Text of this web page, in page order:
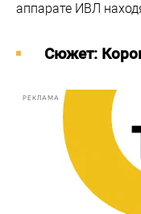
аппарате ИВЛ
Cюжет:
РЕКЛАМА